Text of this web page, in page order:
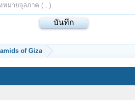
หมายจุลภาค ( , )
of Giza